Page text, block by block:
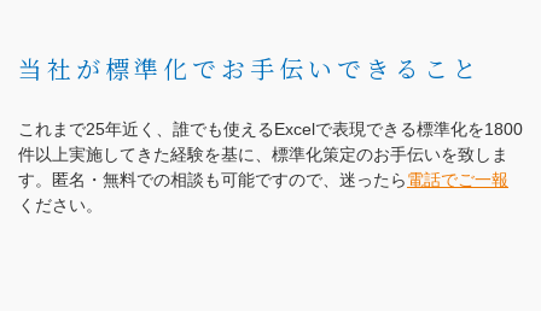
当社が標準化でお手伝いできること
これまで25年近く、誰でも使えるExcelで表現できる標準化を1800
件以上実施してきた経験を基に、標準化策定のお手伝いを致しま
す。匿名・無料での相談も可能ですので、迷ったら電話でご一報
ください。